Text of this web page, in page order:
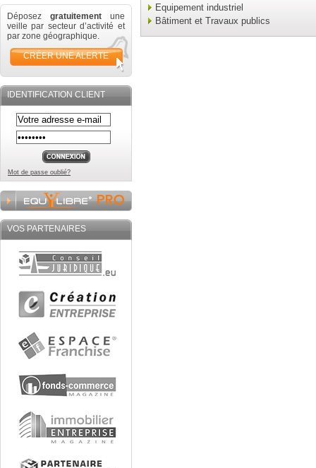
Déposez gratuitement une
veille par secteur d’activité et
par zone géographique.
CRÉER UNE ALERTE
IDENTIFICATION CLIENT
Mot de passe oublié?
VOS PARTENAIRES
Equipement industriel
Bâtiment et Travaux publics